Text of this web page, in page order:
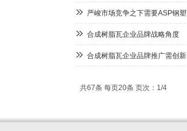
严峻市场竞争之下需要ASP钢
合成树脂瓦企业品牌战略角度
合成树脂瓦企业品牌推广需创新
共67条 每页20条 页次：1/4